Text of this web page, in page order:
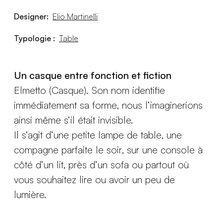
Designer: Elio Martinelli
Typologie : Table
Un casque entre fonction et fiction
Elmetto (Casque). Son nom identifie
immédiatement sa forme, nous l’imaginerions
ainsi même s’il était invisible.
Il s’agit d’une petite lampe de table, une
compagne parfaite le soir, sur une console à
côté d’un lit, près d’un sofa ou partout où
vous souhaitez lire ou avoir un peu de
lumière.